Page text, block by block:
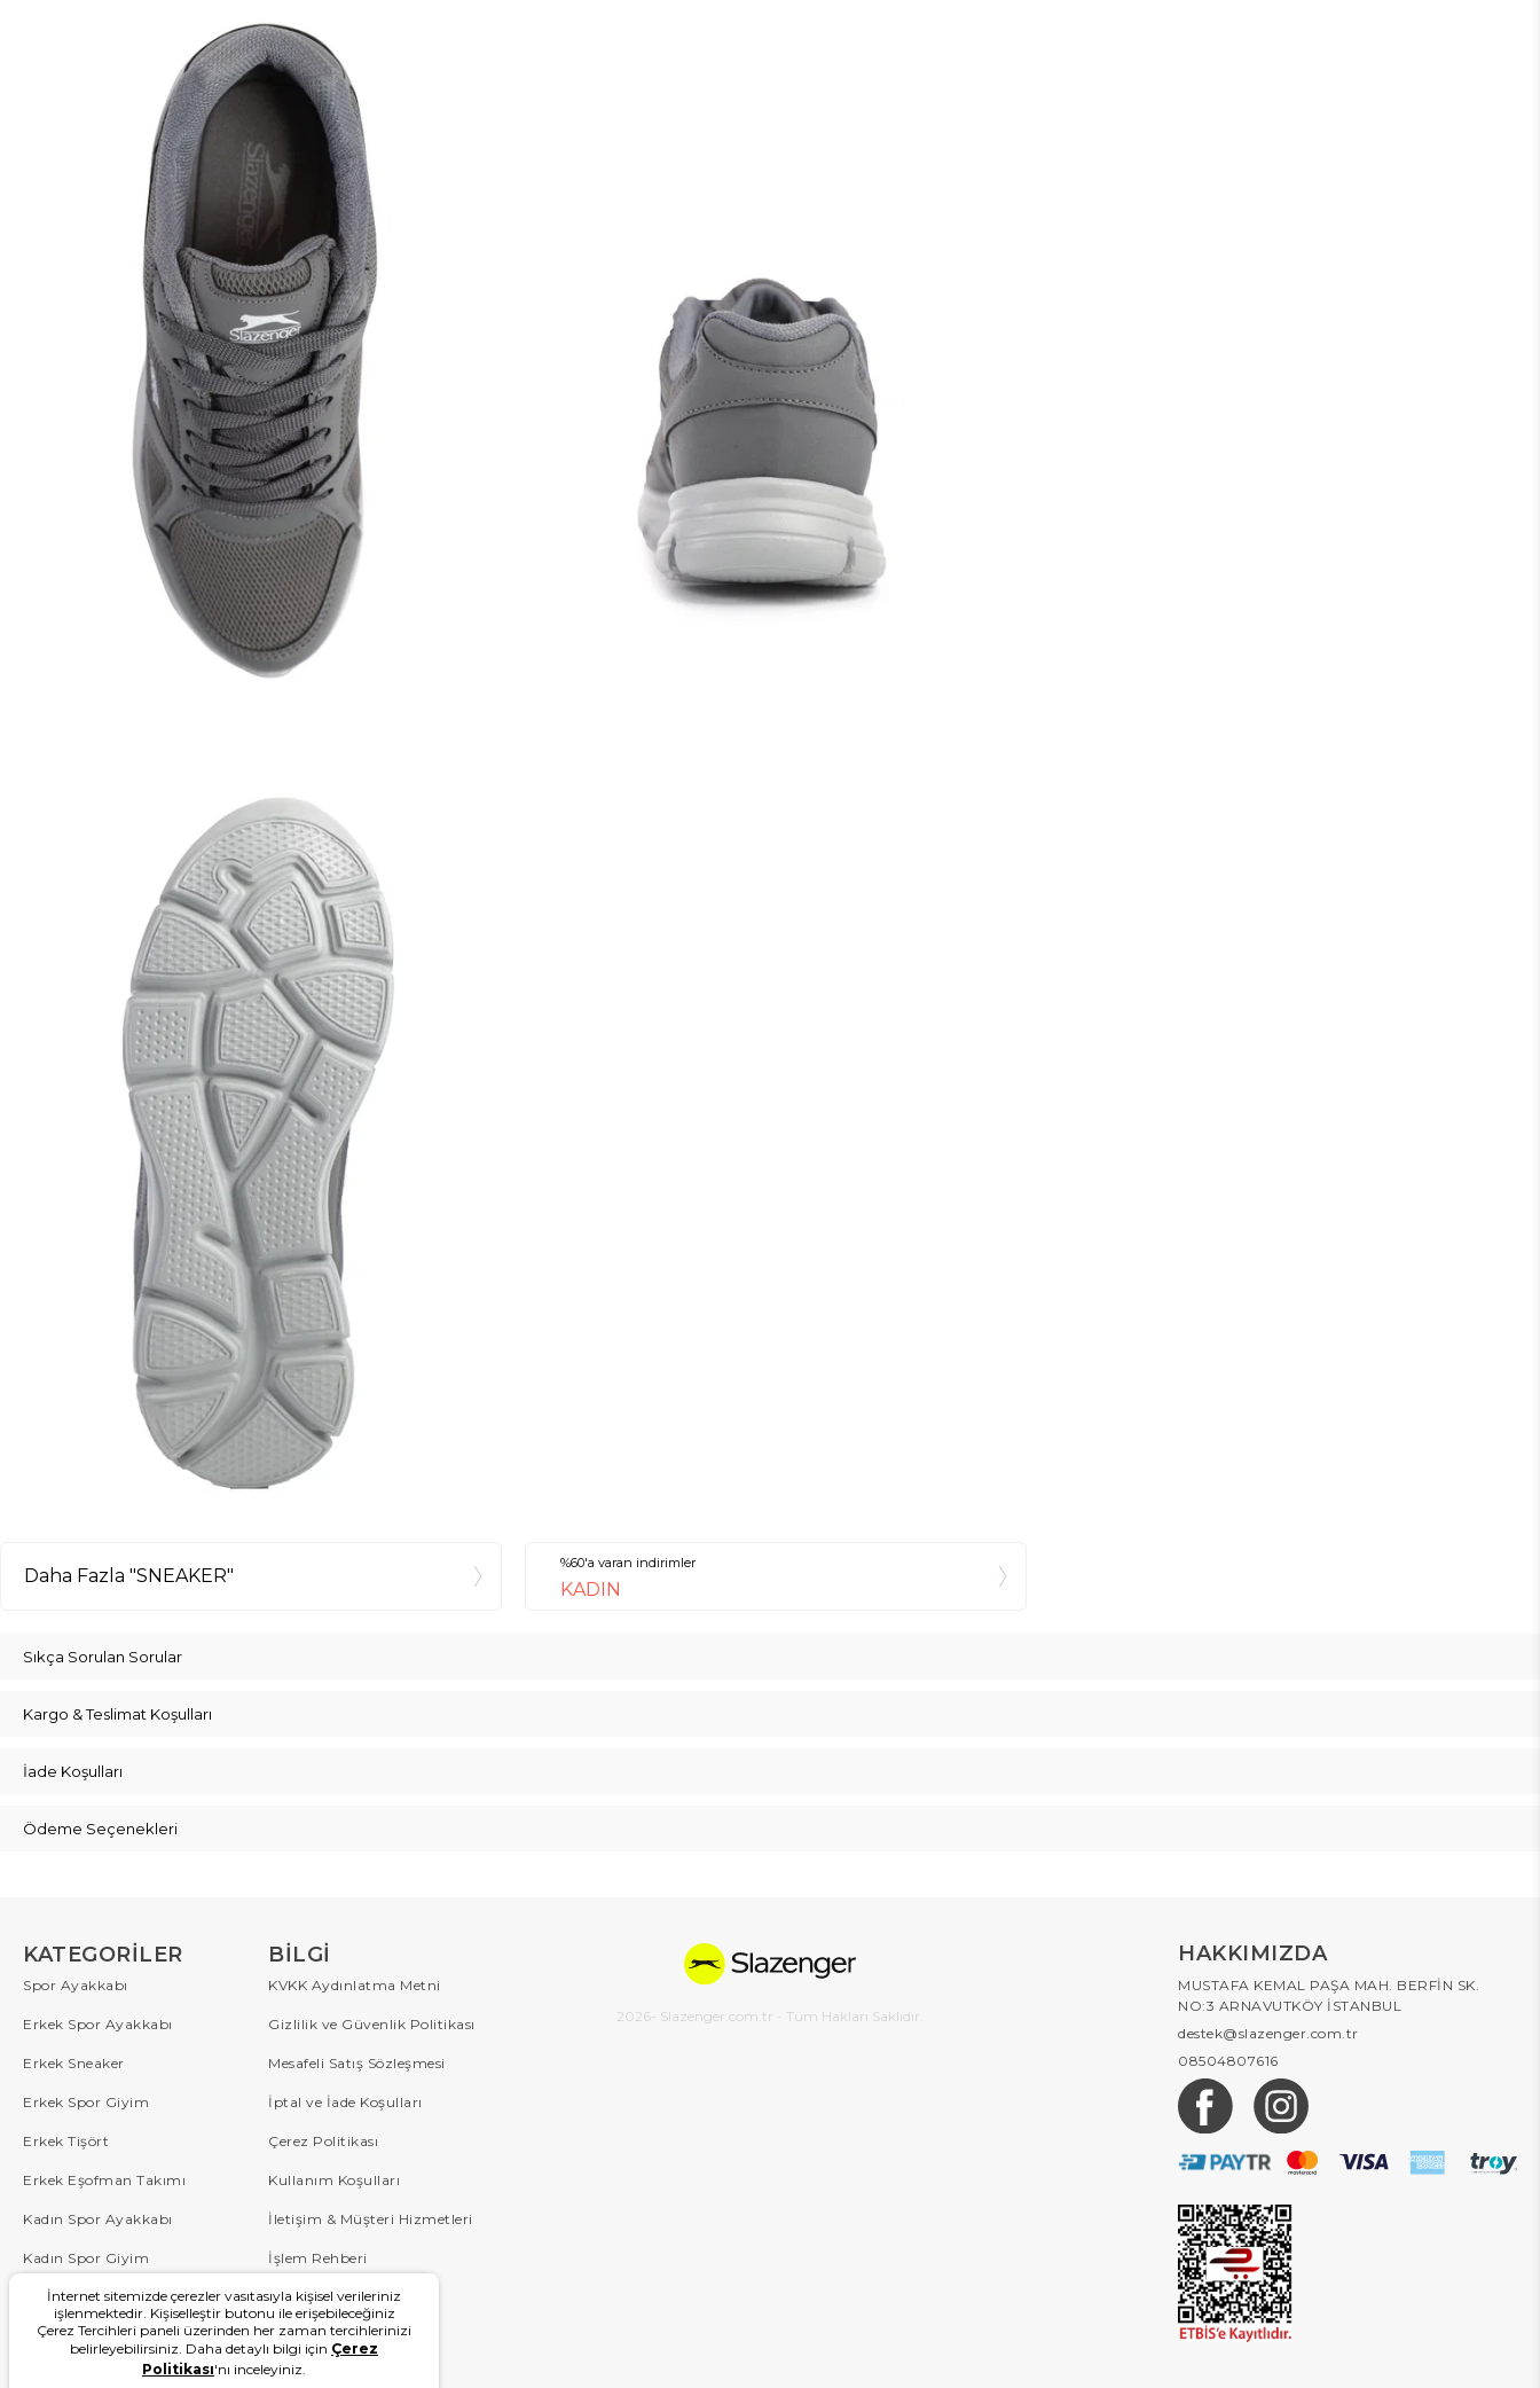
Daha Fazla "SNEAKER"
%60'a varan indirimler
KADIN
Sıkça Sorulan Sorular
Kargo & Teslimat Koşulları
İade Koşulları
Ödeme Seçenekleri
KATEGORILER
Spor Ayakkabı
Erkek Spor Ayakkabı
Erkek Sneaker
Erkek Spor Giyim
Erkek Tişört
Erkek Eşofman Takımı
Kadın Spor Ayakkabı
Kadın Spor Giyim
Çocuk
Blog
BILGI
KVKK Aydınlatma Metni
Gizlilik ve Güvenlik Politikası
Mesafeli Satış Sözleşmesi
İptal ve İade Koşulları
Çerez Politikası
Kullanım Koşulları
İletişim & Müşteri Hizmetleri
İşlem Rehberi
Sipariş Takip
Sıkça Sorulan Sorular
Kampanyalar
2026- Slazenger.com.tr - Tüm Hakları Saklıdır.
HAKKIMIZDA
MUSTAFA KEMAL PAŞA MAH. BERFİN SK.
NO:3 ARNAVUTKÖY İSTANBUL
destek@slazenger.com.tr
08504807616
İnternet sitemizde çerezler vasıtasıyla kişisel verileriniz
işlenmektedir. Kişiselleştir butonu ile erişebileceğiniz
Çerez Tercihleri paneli üzerinden her zaman tercihlerinizi
belirleyebilirsiniz. Daha detaylı bilgi için Çerez
Politikası'nı inceleyiniz.